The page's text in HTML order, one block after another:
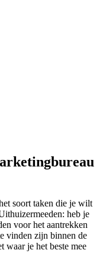
soort taken die je wilt
heb je
voor het aantrekken
vinden zijn binnen de
waar je het beste mee